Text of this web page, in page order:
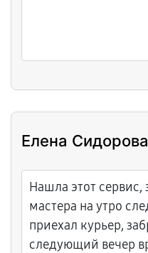
Елена Сидорова
Нашла этот сервис,
мастера на утро
приехал курьер,
следующий вечер